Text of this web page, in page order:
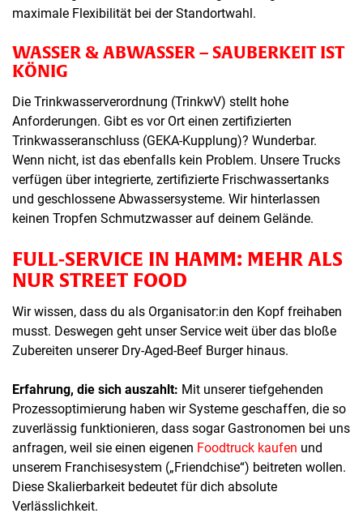
maximale Flexibilität bei der Standortwahl.
WASSER & ABWASSER – SAUBERKEIT IST
KÖNIG
Die Trinkwasserverordnung (TrinkwV) stellt hohe
Anforderungen. Gibt es vor Ort einen zertifizierten
Trinkwasseranschluss (GEKA-Kupplung)? Wunderbar.
Wenn nicht, ist das ebenfalls kein Problem. Unsere Trucks
verfügen über integrierte, zertifizierte Frischwassertanks
und geschlossene Abwassersysteme. Wir hinterlassen
keinen Tropfen Schmutzwasser auf deinem Gelände.
FULL-SERVICE IN HAMM: MEHR ALS
NUR STREET FOOD
Wir wissen, dass du als Organisator:in den Kopf freihaben
musst. Deswegen geht unser Service weit über das bloße
Zubereiten unserer Dry-Aged-Beef Burger hinaus.
Erfahrung, die sich auszahlt: Mit unserer tiefgehenden
Prozessoptimierung haben wir Systeme geschaffen, die so
zuverlässig funktionieren, dass sogar Gastronomen bei uns
anfragen, weil sie einen eigenen Foodtruck kaufen und
unserem Franchisesystem („Friendchise“) beitreten wollen.
Diese Skalierbarkeit bedeutet für dich absolute
Verlässlichkeit.